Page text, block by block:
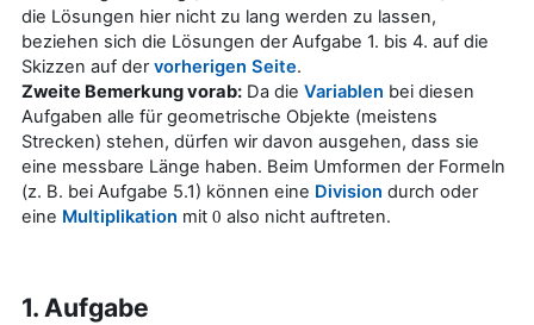
die Lösungen hier nicht zu lang werden zu lassen,
beziehen sich die Lösungen der Aufgabe 1. bis 4. auf die
Skizzen auf dervorherigen Seite.
Zweite Bemerkung vorab: Da die Variablen bei diesen
Aufgaben alle für geometrische Objekte (meistens
Strecken) stehen, dürfen wir davon ausgehen, dass sie
eine messbare Länge haben. Beim Umformen der Formeln
(z. B. bei Aufgabe 5.1) können eine Division durch oder
eine Multiplikation mit 0 also nicht auftreten.
1. Aufgabe